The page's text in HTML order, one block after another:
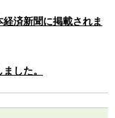
済新聞に掲載されま
した。